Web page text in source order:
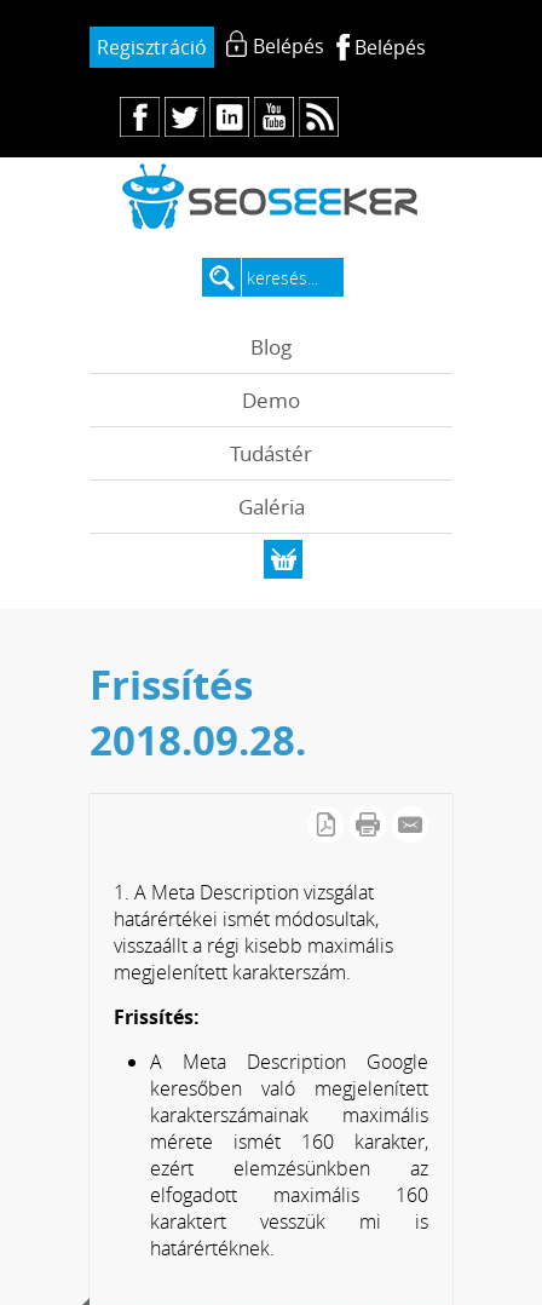
Regisztráció Belépés Belépés
Blog
Demo
Tudástér
Galéria
Frissítés
2018.09.28.
1. A Meta Description vizsgálat
határértékei ismét módosultak,
visszaállt a régi kisebb maximális
megjelenített karakterszám.
Frissítés:
A Meta Description Google
keresőben való megjelenített
karakterszámainak maximális
mérete ismét 160 karakter,
ezért elemzésünkben az
elfogadott maximális 160
karaktert vesszük mi is
határértéknek.